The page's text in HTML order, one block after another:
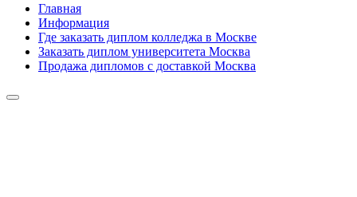
Главная
Информация
Где заказать диплом колледжа в Москве
Заказать диплом университета Москва
Продажа дипломов с доставкой Москва